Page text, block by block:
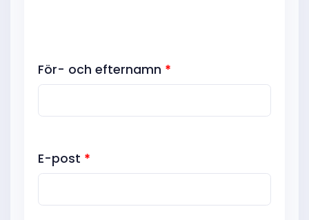
För- och efternamn *
E-post *